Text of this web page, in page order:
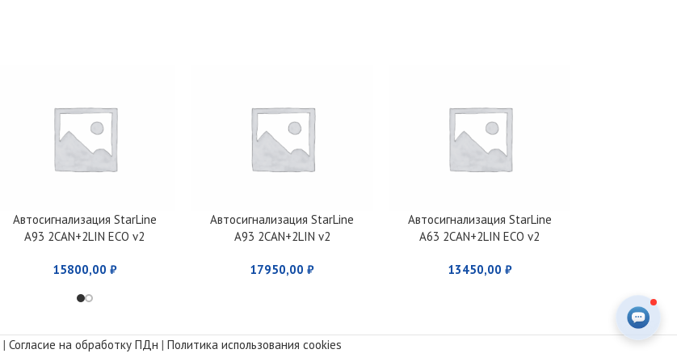
Автосигнализация StarLine
A93 2CAN+2LIN ECO v2
15800,00 ₽
Автосигнализация StarLine
A93 2CAN+2LIN v2
17950,00₽
Автосигнализация StarLine
A63 2CAN+2LIN ECO v2
13450,00 ₽
| Согласие на обработку ПДн | Политика использования cookies